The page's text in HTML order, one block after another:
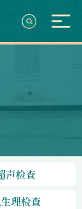
声检查
理检查